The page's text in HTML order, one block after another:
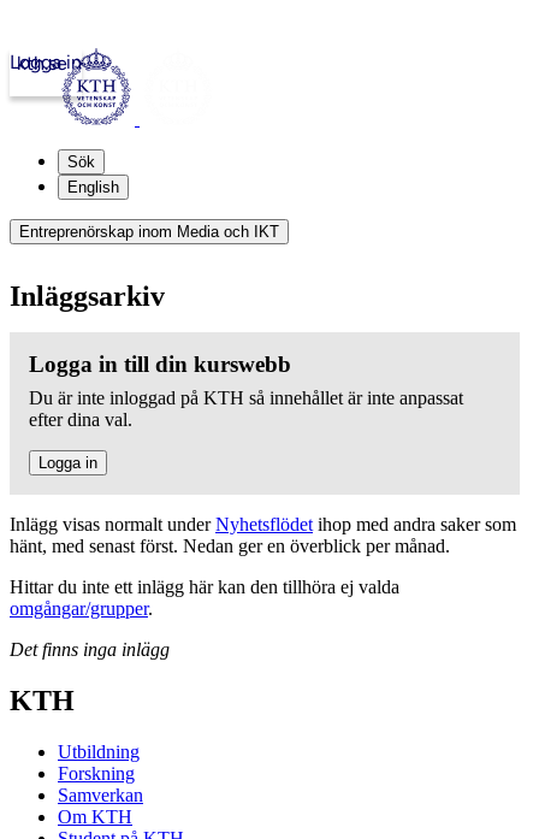
kth.se
Logga in
Sök
English
Entreprenörskap inom Media och IKT
Inläggsarkiv
Logga in till din kurswebb
Du är inte inloggad på KTH så innehållet är inte anpassat
efter dina val.
Logga in
Inlägg visas normalt underNyhetsflödet ihop med andra saker som
hänt, med senast först. Nedan ger en överblick per månad.
Hittar du inte ett inlägg här kan den tillhöra ej valda
omgångar/grupper.
Det finns inga inlägg
KTH
Utbildning
Forskning
Samverkan
Om KTH